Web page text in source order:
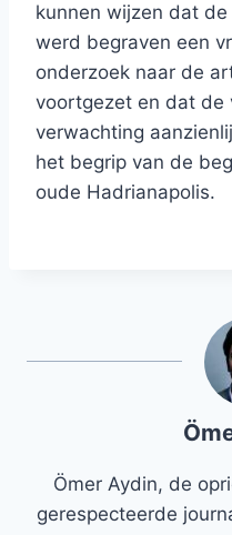
kunnen wijzen dat
werd begraven een
onderzoek naar de
voortgezet en dat de
verwachting
het begrip van de
oude Hadrianapolis.
Ömer Aydin, de
gerespecteerde